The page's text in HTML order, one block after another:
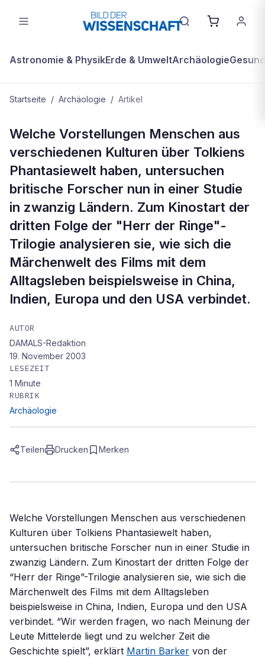
Astronomie & PhysikErde & UmweltArchäologie
Startseite / Archäologie / Artikel
"Herr der Ringe": Wie verbinden sich
Filmwelten mit dem Alltag?
Welche Vorstellungen Menschen aus
verschiedenen Kulturen über Tolkiens
Phantasiewelt haben, untersuchen
britische Forscher nun in einer Studie
in zwanzig Ländern. Zum Kinostart der
dritten Folge der "Herr der Ringe"-
Trilogie analysieren sie, wie sich die
Märchenwelt des Films mit dem
Alltagsleben beispielsweise in China,
Indien, Europa und den USA verbindet.
AUTOR
DAMALS-Redaktion
19. November 2003
LESEZEIT
1 Minute
RUBRIK
Archäologie
Teilen Drucken Merken
Welche Vorstellungen Menschen aus verschiedenen
Kulturen über Tolkiens Phantasiewelt haben,
untersuchen britische Forscher nun in einer Studie in
zwanzig Ländern. Zum Kinostart der dritten Folge der
“Herr der Ringe”-Trilogie analysieren sie, wie sich die
Märchenwelt des Films mit dem Alltagsleben
beispielsweise in China, Indien, Europa und den USA
verbindet. “Wir werden fragen, wo nach Meinung der
Leute Mittelerde liegt und zu welcher Zeit die
Geschichte spielt”, erklärt Martin Barker von der